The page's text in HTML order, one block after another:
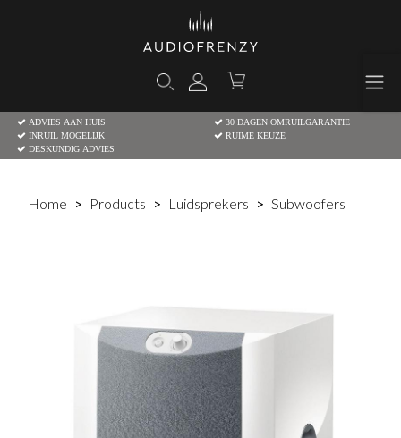
ADVIES AAN HUIS
30 DAGEN OMRUILGARANTIE
INRUIL MOGELIJK
RUIME KEUZE
DESKUNDIG ADVIES
Home Products Luidsprekers Subwoofers